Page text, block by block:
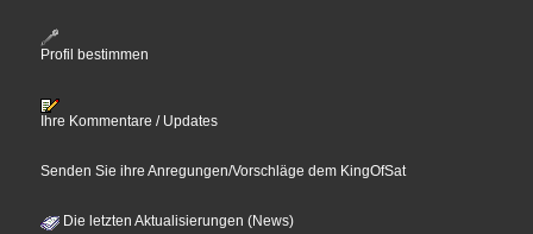
Profil bestimmen
Ihre Kommentare / Updates
Senden Sie ihre Anregungen/Vorschläge dem KingOfSat
Die letzten Aktualisierungen (News)